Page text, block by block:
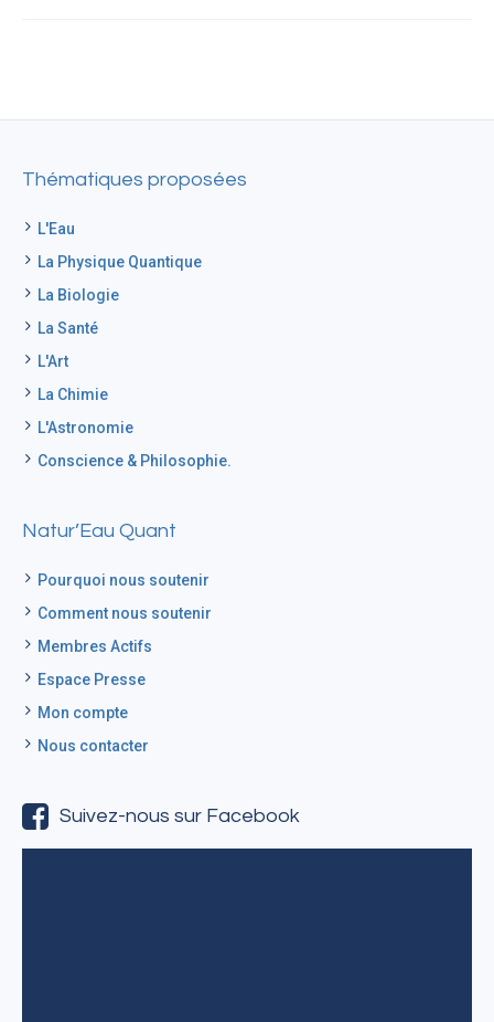
Thématiques proposées
L'Eau
La Physique Quantique
La Biologie
La Santé
L'Art
La Chimie
L'Astronomie
Conscience & Philosophie.
Natur’Eau Quant
Pourquoi nous soutenir
Comment nous soutenir
Membres Actifs
Espace Presse
Mon compte
Nous contacter
Suivez-nous sur Facebook